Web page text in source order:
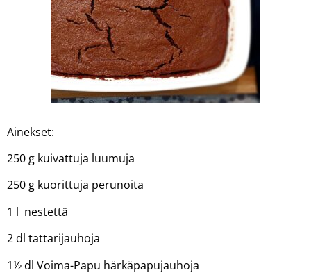
Ainekset:
250 g kuivattuja luumuja
250 g kuorittuja perunoita
1 l nestettä
2 dl tattarijauhoja
1½ dl Voima-Papu härkäpapujauhoja